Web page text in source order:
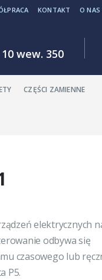
KONTAKT O NAS
wew. 350
CZĘŚCI ZAMIENNE
elektrycznych
odbywa się
czasowego lub
P5.